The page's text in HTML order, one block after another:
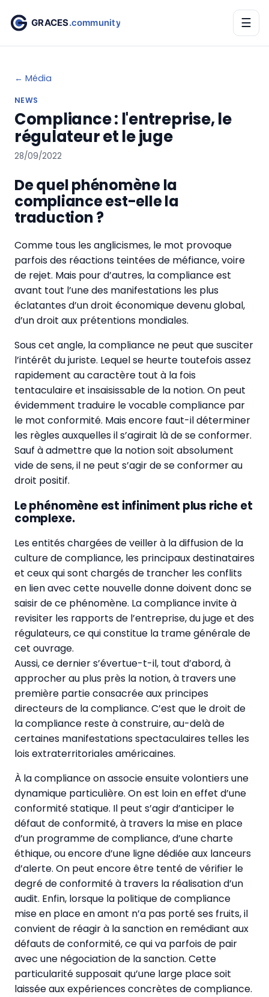
☰
← Média
NEWS
Compliance : l'entreprise, le
régulateur et le juge
28/09/2022
De quel phénomène la
compliance est-elle la
traduction ?
Comme tous les anglicismes, le mot provoque
parfois des réactions teintées de méfiance, voire
de rejet. Mais pour d’autres, la compliance est
avant tout l’une des manifestations les plus
éclatantes d’un droit économique devenu global,
d’un droit aux prétentions mondiales.
Sous cet angle, la compliance ne peut que susciter
l’intérêt du juriste. Lequel se heurte toutefois assez
rapidement au caractère tout à la fois
tentaculaire et insaisissable de la notion. On peut
évidemment traduire le vocable compliance par
le mot conformité. Mais encore faut-il déterminer
les règles auxquelles il s’agirait là de se conformer.
Sauf à admettre que la notion soit absolument
vide de sens, il ne peut s’agir de se conformer au
droit positif.
Le phénomène est infiniment plus riche et
complexe.
Les entités chargées de veiller à la diffusion de la
culture de compliance, les principaux destinataires
et ceux qui sont chargés de trancher les conflits
en lien avec cette nouvelle donne doivent donc se
saisir de ce phénomène. La compliance invite à
revisiter les rapports de l’entreprise, du juge et des
régulateurs, ce qui constitue la trame générale de
cet ouvrage.
Aussi, ce dernier s’évertue-t-il, tout d’abord, à
approcher au plus près la notion, à travers une
première partie consacrée aux principes
directeurs de la compliance. C’est que le droit de
la compliance reste à construire, au-delà de
certaines manifestations spectaculaires telles les
lois extraterritoriales américaines.
À la compliance on associe ensuite volontiers une
dynamique particulière. On est loin en effet d’une
conformité statique. Il peut s’agir d’anticiper le
défaut de conformité, à travers la mise en place
d’un programme de compliance, d’une charte
éthique, ou encore d’une ligne dédiée aux lanceurs
d’alerte. On peut encore être tenté de vérifier le
degré de conformité à travers la réalisation d’un
audit. Enfin, lorsque la politique de compliance
mise en place en amont n’a pas porté ses fruits, il
convient de réagir à la sanction en remédiant aux
défauts de conformité, ce qui va parfois de pair
avec une négociation de la sanction. Cette
particularité supposait qu’une large place soit
laissée aux expériences concrètes de compliance.